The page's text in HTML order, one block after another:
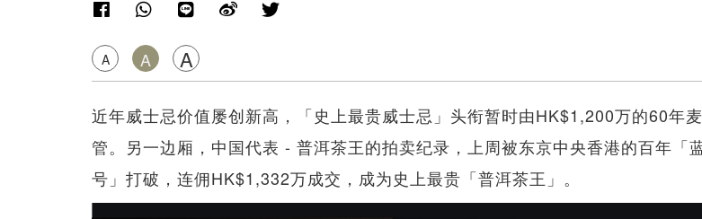
A A A
近年威士忌价值屡创新高，「史上最贵威士忌」头衔暂时由HK$1,200万的60年
管。另一边厢，中国代表 - 普洱茶王的拍卖纪录，上周被东京中央香港的百年「
号」打破，连佣HK$1,332万成交，成为史上最贵「普洱茶王」。